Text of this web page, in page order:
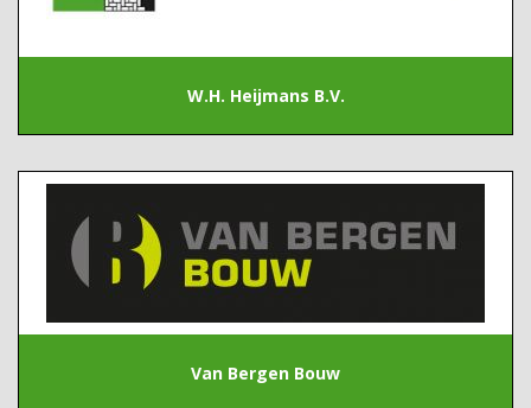
W.H. Heijmans B.V.
Van Bergen Bouw